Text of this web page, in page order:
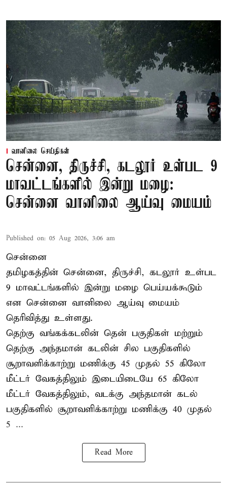
வானிலை செய்திகள்
சென்னை, திருச்சி, கடலூர் உள்பட 9
மாவட்டங்களில் இன்று மழை:
சென்னை வானிலை ஆய்வு மையம்
Published on: 05 Aug 2026, 3:06 am
சென்னை
தமிழகத்தின் சென்னை, திருச்சி, கடலூர் உள்பட
9 மாவட்டங்களில் இன்று மழை பெய்யக்கூடும்
என சென்னை வானிலை ஆய்வு மையம்
தெரிவித்து உள்ளது.
தெற்கு வங்கக்கடலின் தென் பகுதிகள் மற்றும்
தெற்கு அந்தமான் கடலின் சில பகுதிகளில்
சூறாவளிக்காற்று மணிக்கு 45 முதல் 55 கிலோ
மீட்டர் வேகத்திலும் இடையிடையே 65 கிலோ
மீட்டர் வேகத்திலும், வடக்கு அந்தமான் கடல்
பகுதிகளில் சூறாவளிக்காற்று மணிக்கு 40 முதல்
5 ...
Read More